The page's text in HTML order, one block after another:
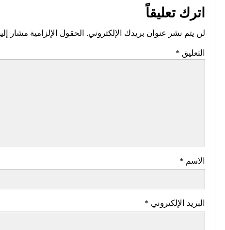
اترك تعليقاً
لن يتم نشر عنوان بريدك الإلكتروني. الحقول الإلزامية مشار
التعليق *
الاسم *
البريد الإلكتروني *